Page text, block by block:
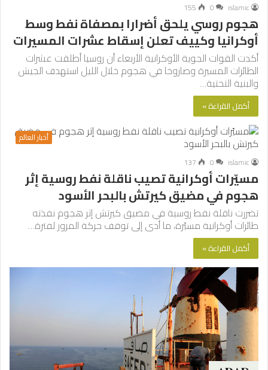
islamic
0
155
هجوم روسي يلحق أضرارا بمصفاة نفط وسط
أوكرانيا وكييف تعلن إسقاط عشرات المسيرات
أكدت القوات الجوية الأوكرانية الأربعاء أن روسيا أطلقت عشرات
الطائرات المسيرة وصاروخا في هجوم خلال الليل استهدف الجيش
والبنية التحتية…
أكمل القراءة »
أخبار العالم
islamic
0
137
مسيّرات أوكرانية تصيب ناقلة نفط روسية إثر
هجوم في مضيق كيرتش بالبحر الأسود
تضررت ناقلة نفط روسية في مضيق كيرتش إثر هجوم نفذته
طائرات أوكرانية مسيّرة، ما أدى إلى توقف حركة المرور لفترة…
أكمل القراءة »